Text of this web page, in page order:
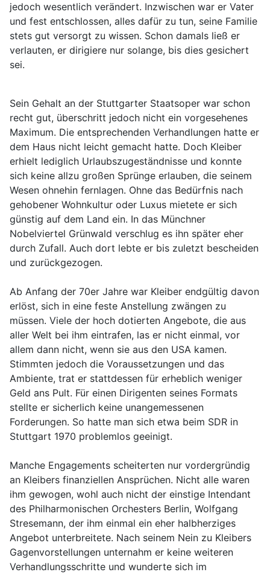
jedoch wesentlich verändert. Inzwischen war er Vater
und fest entschlossen, alles dafür zu tun, seine Familie
stets gut versorgt zu wissen. Schon damals ließ er
verlauten, er dirigiere nur solange, bis dies gesichert
sei.
Sein Gehalt an der Stuttgarter Staatsoper war schon
recht gut, überschritt jedoch nicht ein vorgesehenes
Maximum. Die entsprechenden Verhandlungen hatte er
dem Haus nicht leicht gemacht hatte. Doch Kleiber
erhielt lediglich Urlaubszugeständnisse und konnte
sich keine allzu großen Sprünge erlauben, die seinem
Wesen ohnehin fernlagen. Ohne das Bedürfnis nach
gehobener Wohnkultur oder Luxus mietete er sich
günstig auf dem Land ein. In das Münchner
Nobelviertel Grünwald verschlug es ihn später eher
durch Zufall. Auch dort lebte er bis zuletzt bescheiden
und zurückgezogen.
Ab Anfang der 70er Jahre war Kleiber endgültig davon
erlöst, sich in eine feste Anstellung zwängen zu
müssen. Viele der hoch dotierten Angebote, die aus
aller Welt bei ihm eintrafen, las er nicht einmal, vor
allem dann nicht, wenn sie aus den USA kamen.
Stimmten jedoch die Voraussetzungen und das
Ambiente, trat er stattdessen für erheblich weniger
Geld ans Pult. Für einen Dirigenten seines Formats
stellte er sicherlich keine unangemessenen
Forderungen. So hatte man sich etwa beim SDR in
Stuttgart 1970 problemlos geeinigt.
Manche Engagements scheiterten nur vordergründig
an Kleibers finanziellen Ansprüchen. Nicht alle waren
ihm gewogen, wohl auch nicht der einstige Intendant
des Philharmonischen Orchesters Berlin, Wolfgang
Stresemann, der ihm einmal ein eher halbherziges
Angebot unterbreitete. Nach seinem Nein zu Kleibers
Gagenvorstellungen unternahm er keine weiteren
Verhandlungsschritte und wunderte sich im